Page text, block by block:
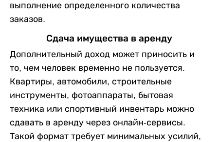
выполнение определенного количества
заказов.
Сдача имущества в аренду
Дополнительный доход может приносить и
то, чем человек временно не пользуется.
Квартиры, автомобили, строительные
инструменты, фотоаппараты, бытовая
техника или спортивный инвентарь можно
сдавать в аренду через онлайн-сервисы.
Такой формат требует минимальных усилий,